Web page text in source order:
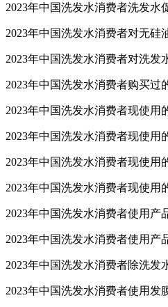
2023年中国洗发水消费者洗发水
2023年中国洗发水消费者对无硅
2023年中国洗发水消费者对洗发
2023年中国洗发水消费者购买过
2023年中国洗发水消费者现使用
2023年中国洗发水消费者现使用
2023年中国洗发水消费者现使用
2023年中国洗发水消费者现使用
2023年中国洗发水消费者使用产
2023年中国洗发水消费者使用产
2023年中国洗发水消费者除洗发
2023年中国洗发水消费者使用发